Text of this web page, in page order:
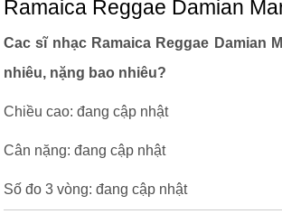
Ramaica Reggae Damian
Cac sĩ nhạc Ramaica Reggae Damian
nhiêu, nặng bao nhiêu?
Chiều cao: đang cập nhật
Cân nặng: đang cập nhật
Số đo 3 vòng: đang cập nhật